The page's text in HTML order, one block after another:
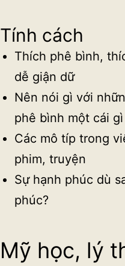
Tính cách
Thích phê bình,
dễ giận dữ
Nên nói gì với
phê bình một cái gì
Các mô típ trong
phim, truyện
Sự hạnh phúc dù
phúc?
Mỹ học, lý